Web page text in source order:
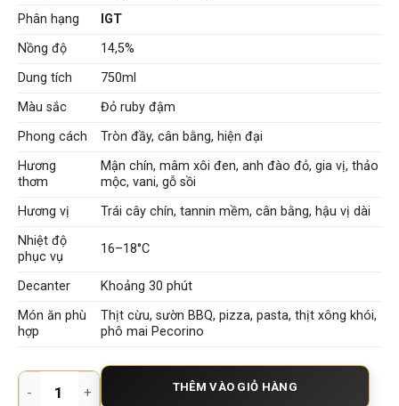
Phân hạng
IGT
Nồng độ
14,5%
Dung tích
750ml
Màu sắc
Đỏ ruby đậm
Phong cách
Tròn đầy, cân bằng, hiện đại
Hương
thơm
Mận chín, mâm xôi đen, anh đào đỏ, gia vị, thảo
mộc, vani, gỗ sồi
Hương vị
Trái cây chín, tannin mềm, cân bằng, hậu vị dài
Nhiệt độ
phục vụ
16–18°C
Decanter
Khoảng 30 phút
Món ăn phù
hợp
Thịt cừu, sườn BBQ, pizza, pasta, thịt xông khói,
phô mai Pecorino
Rượu Vang Ý Phoenix Negroamaro Sangiovese – Rượu vang
THÊM VÀO GIỎ HÀNG